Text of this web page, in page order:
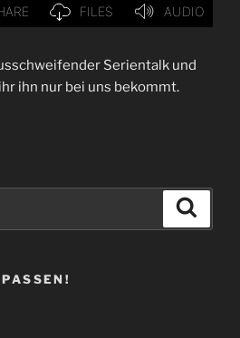
Serientalk und
ihn nur bei uns bekommt.